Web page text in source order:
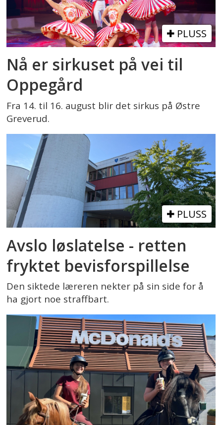
PLUSS
Nå er sirkuset på vei til
Oppegård
Fra 14. til 16. august blir det sirkus på Østre
Greverud.
PLUSS
Avslo løslatelse - retten
fryktet bevisforspillelse
Den siktede læreren nekter på sin side for å
ha gjort noe straffbart.